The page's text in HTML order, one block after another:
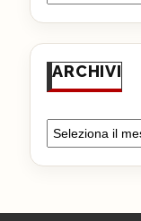
ARCHIVI